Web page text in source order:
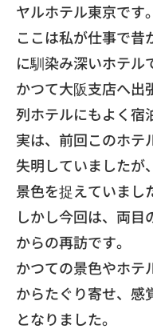
ヤルホテル東京です。
ここは私が仕事で昔
に馴染み深いホテル
かつて大阪支店へ出
列ホテルにもよく宿
実は、前回このホテ
失明していましたが、
景色を捉えていまし
しかし今回は、両目
からの再訪です。
かつての景色やホテ
からたぐり寄せ、 感
となりました。